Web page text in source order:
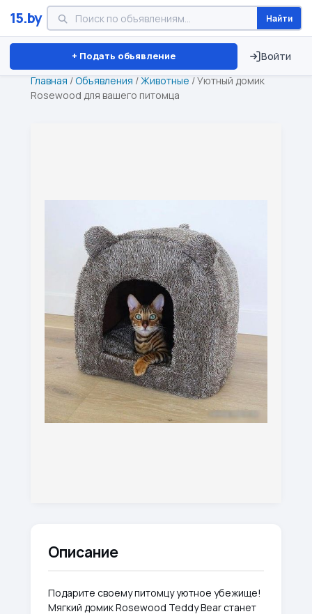
15.by Найти
+ Подать объявление Войти
Минск Витебск Брест ⏱ ТОЛЬКО 15 ДНЕЙ
Главная /Объявления /Животные /Уютный домик
Rosewood для вашего питомца
Описание
Подарите своему питомцу уютное убежище!
Мягкий домик Rosewood Teddy Bear станет